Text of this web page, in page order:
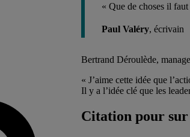
« Que de choses il
Paul Valéry, écrivain
Bertrand Déroulède,
« J’aime cette idée que
Il y a l’idée clé que les
Citation pour